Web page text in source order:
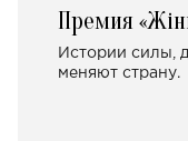
Премия
Истории силы,
меняют страну.